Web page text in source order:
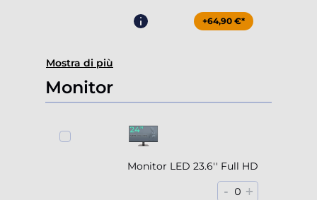
+64,90 €*
Mostra di più
Monitor
Monitor LED 23.6'' Full HD
- 0 +